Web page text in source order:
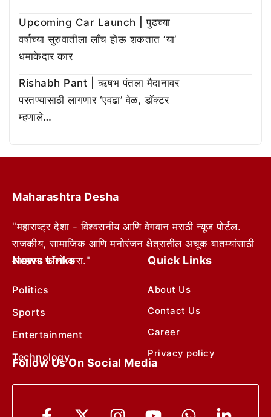
Upcoming Car Launch | पुढच्या
वर्षाच्या सुरुवातीला लाँच होऊ शकतात ‘या’
धमाकेदार कार
Rishabh Pant | ऋषभ पंतला मैदानावर
परतण्यासाठी लागणार ‘एवढा’ वेळ, डॉक्टर
म्हणाले…
Maharashtra Desha
"महाराष्ट्र देशा - विश्वसनीय आणि वेगवान मराठी न्यूज पोर्टल.
राजकीय, सामाजिक आणि मनोरंजन क्षेत्रातील अचूक बातम्यांसाठी
आम्हाला फॉलो करा."
News Links
Politics
Sports
Entertainment
Technology
Quick Links
About Us
Contact Us
Career
Privacy policy
Follow Us On Social Media